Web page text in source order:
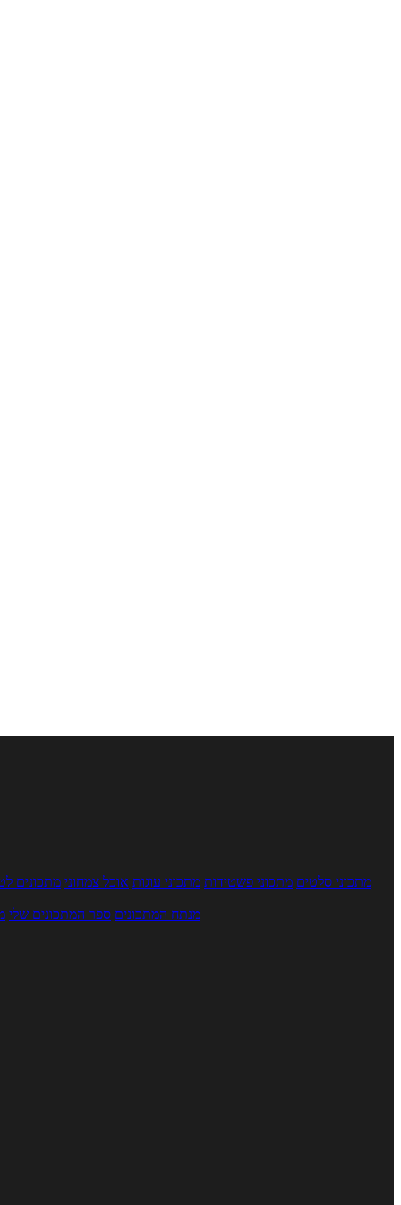
מתכוני סלטים מתכוני פשטידות מתכוני עוגות אוכל צמחוני מתכונים
מנתח המתכונים ספר המתכונים שלי